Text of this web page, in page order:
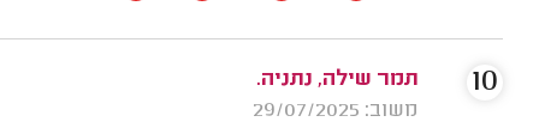
תמר שילה, נתניה.
משוב: 29/07/2025
10